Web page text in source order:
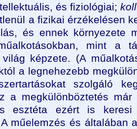
és fiziológiai;
a fizikai érzékelésen
és ennek környezete
mint a
világ képzete. (A
a legnehezebb
szolgáló
a megkülönböztetés
esztéta ezért is
műelemzés és általában